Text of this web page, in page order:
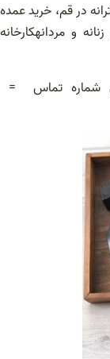
در قم، خرید عمده
و مردانهکارخانه
شماره تماس =